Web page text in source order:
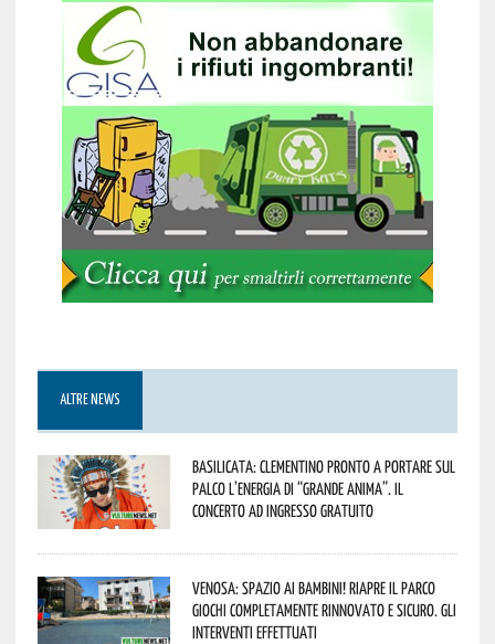
ALTRE NEWS
Basilicata: Clementino pronto a portare sul
palco l’energia di “Grande Anima”. Il
concerto ad ingresso gratuito
Venosa: spazio ai bambini! Riapre il Parco
Giochi completamente rinnovato e sicuro. Gli
interventi effettuati